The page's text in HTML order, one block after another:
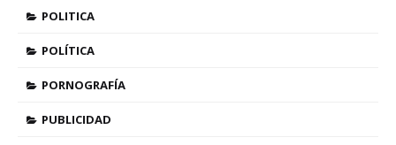
POLITICA
POLÍTICA
PORNOGRAFÍA
PUBLICIDAD